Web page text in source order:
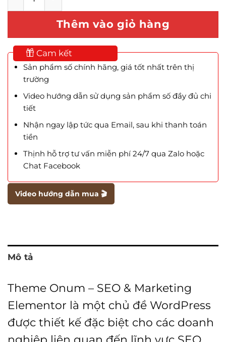
Thêm vào giỏ hàng
Cam kết
Sản phẩm số chính hãng, giá tốt nhất trên thị
trường
Video hướng dẫn sử dụng sản phẩm số đầy đủ chi
tiết
Nhận ngay lập tức qua Email, sau khi thanh toán
tiền
Thịnh hỗ trợ tư vấn miễn phí 24/7 qua Zalo hoặc
Chat Facebook
Video hướng dẫn mua 🎬
Mô tả
Theme Onum – SEO & Marketing
Elementor là một chủ đề WordPress
được thiết kế đặc biệt cho các doanh